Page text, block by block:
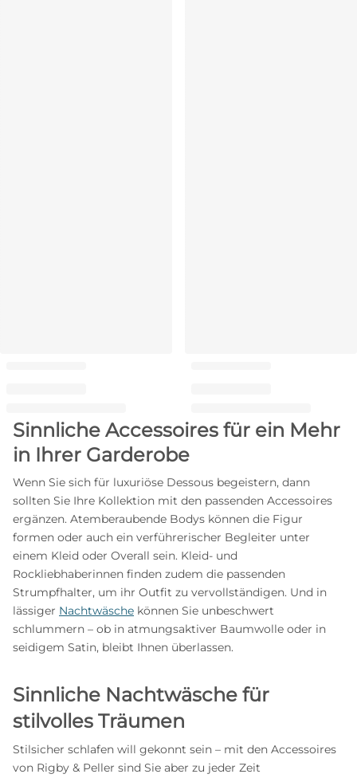
Sinnliche Accessoires für ein Mehr
in Ihrer Garderobe
Wenn Sie sich für luxuriöse Dessous begeistern, dann
sollten Sie Ihre Kollektion mit den passenden Accessoires
ergänzen. Atemberaubende Bodys können die Figur
formen oder auch ein verführerischer Begleiter unter
einem Kleid oder Overall sein. Kleid- und
Rockliebhaberinnen finden zudem die passenden
Strumpfhalter, um ihr Outfit zu vervollständigen. Und in
lässiger Nachtwäsche können Sie unbeschwert
schlummern – ob in atmungsaktiver Baumwolle oder in
seidigem Satin, bleibt Ihnen überlassen.
Sinnliche Nachtwäsche für
stilvolles Träumen
Stilsicher schlafen will gekonnt sein – mit den Accessoires
von Rigby & Peller sind Sie aber zu jeder Zeit